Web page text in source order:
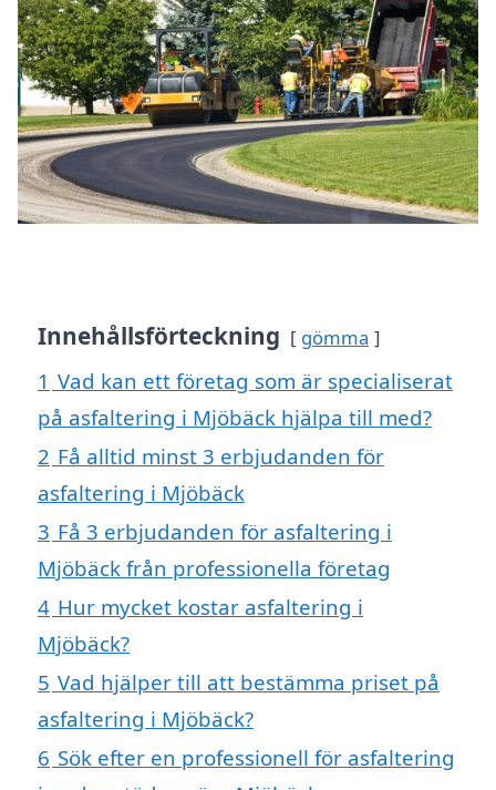
Innehållsförteckning gömma
1 Vad kan ett företag som är specialiserat
på asfaltering i Mjöbäck hjälpa till med?
2 Få alltid minst 3 erbjudanden för
asfaltering i Mjöbäck
3 Få 3 erbjudanden för asfaltering i
Mjöbäck från professionella företag
4 Hur mycket kostar asfaltering i
Mjöbäck?
5 Vad hjälper till att bestämma priset på
asfaltering i Mjöbäck?
6 Sök efter en professionell för asfaltering